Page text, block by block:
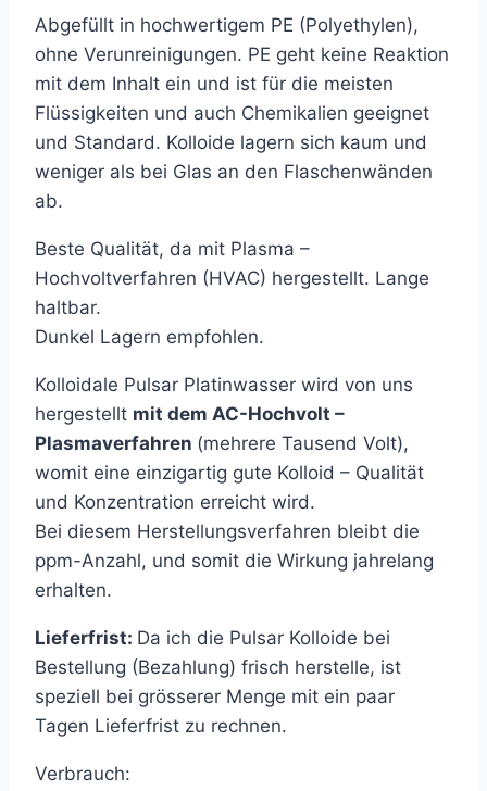
Abgefüllt in hochwertigem PE (Polyethylen),
ohne Verunreinigungen. PE geht keine Reaktion
mit dem Inhalt ein und ist für die meisten
Flüssigkeiten und auch Chemikalien geeignet
und Standard. Kolloide lagern sich kaum und
weniger als bei Glas an den Flaschenwänden
ab.
Beste Qualität, da mit Plasma –
Hochvoltverfahren (HVAC) hergestellt. Lange
haltbar.
Dunkel Lagern empfohlen.
Kolloidale Pulsar Platinwasser wird von uns
hergestellt mit dem AC-Hochvolt –
Plasmaverfahren (mehrere Tausend Volt),
womit eine einzigartig gute Kolloid – Qualität
und Konzentration erreicht wird.
Bei diesem Herstellungsverfahren bleibt die
ppm-Anzahl, und somit die Wirkung jahrelang
erhalten.
Lieferfrist: Da ich die Pulsar Kolloide bei
Bestellung (Bezahlung) frisch herstelle, ist
speziell bei grösserer Menge mit ein paar
Tagen Lieferfrist zu rechnen.
Verbrauch: